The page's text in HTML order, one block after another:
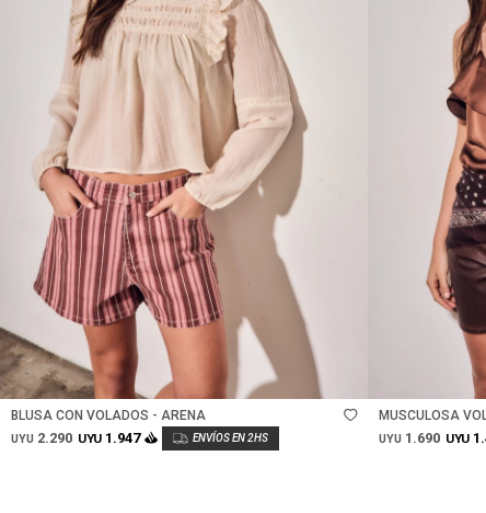
Talle
BLUSA CON VOLADOS - ARENA
UYU 2.290 UYU 1.947
MUSCULOSA
UYU 1.690 UYU